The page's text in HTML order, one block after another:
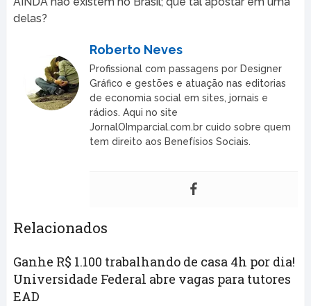
delas?
Roberto Neves
Profissional com passagens por Designer
Gráfico e gestões e atuação nas editorias
de economia social em sites, jornais e
rádios. Aqui no site
JornalOImparcial.com.br cuido sobre quem
tem direito aos Benefísios Sociais.
Relacionados
Ganhe R$ 1.100 trabalhando de casa 4h por dia!
Universidade Federal abre vagas para tutores
EAD